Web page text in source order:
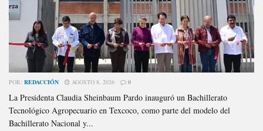
POR: REDACCIÓN AGOSTO 8, 2026 0
La Presidenta Claudia Sheinbaum Pardo inauguró un Bachillerato
Tecnológico Agropecuario en Texcoco, como parte del modelo del
Bachillerato Nacional y...